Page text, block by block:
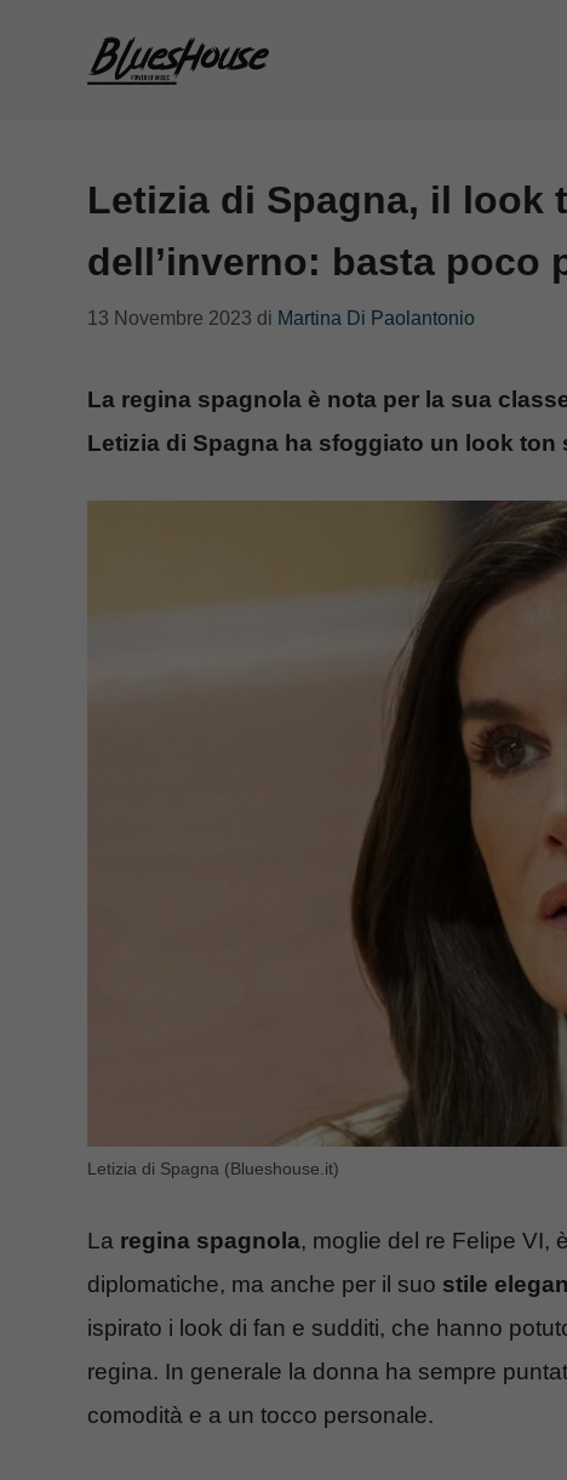
Letizia di Spagna, il look
dell’inverno: basta poco
13 Novembre 2023 di Martina Di Paolantonio
La regina spagnola è nota per la sua
Letizia di Spagna ha sfoggiato un look ton
Letizia di Spagna (Blueshouse.it)
La regina spagnola, moglie del re Felipe VI,
diplomatiche, ma anche per il suo stile
ispirato i look di fan e sudditi, che hanno
regina. In generale la donna ha sempre
comodità e a un tocco personale.